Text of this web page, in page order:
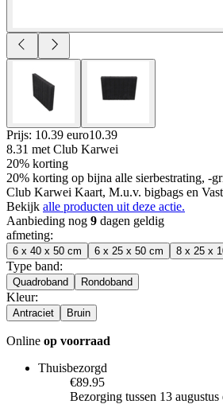
Prijs: 10.39 euro10.39
8.31 met Club Karwei
20% korting
20% korting op bijna alle sierbestrating, -
Club Karwei Kaart, M.u.v. bigbags en
Bekijk alle producten uit deze actie.
Aanbieding nog 9 dagen geldig
afmeting:
6 x 40 x 50 cm 6 x 25 x 50 cm 8 x 25 x
Type band:
Quadroband Rondoband
Kleur:
Antraciet Bruin
Online op voorraad
Thuisbezorgd
€89.95
Bezorging tussen 13 augustus